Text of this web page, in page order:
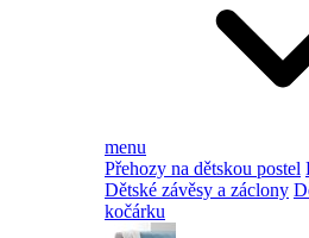
menu
Přehozy na dětskou postel
Dětské závěsy a záclony
kočárku